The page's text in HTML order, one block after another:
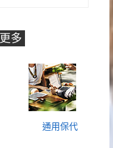
更多
通用保代